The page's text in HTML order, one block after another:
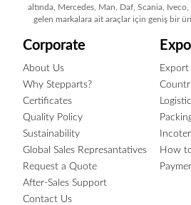
altında, Mercedes, Man, Daf, Scania,
gelen markalara ait araçlar için geniş bir
Corporate
About Us
Why Stepparts?
Certificates
Quality Policy
Sustainability
Global Sales Represantatives
Request a Quote
After-Sales Support
Contact Us
Export
How